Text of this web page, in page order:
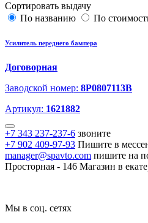
Сортировать выдачу
По названию
По
Усилитель переднего бампера
Договорная
Заводской номер: 8P0807113B
Артикул: 1621882
+7 343 237-237-6 звоните
+7 902 409-97-93 Пишите в
manager@spavto.com пишите на
Просторная - 146 Магазин в
Мы в соц. сетях